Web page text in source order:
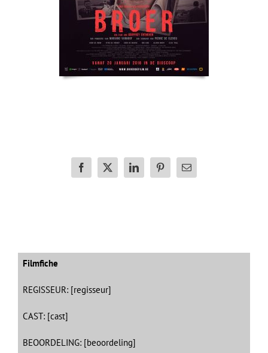
Facebook
X LinkedInPinterest
E-
mail
Filmfiche
REGISSEUR: [regisseur]
CAST: [cast]
BEOORDELING: [beoordeling]